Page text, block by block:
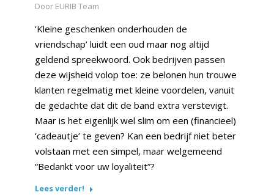
Door EURIB Team
‘Kleine geschenken onderhouden de
vriendschap’ luidt een oud maar nog altijd
geldend spreekwoord. Ook bedrijven passen
deze wijsheid volop toe: ze belonen hun trouwe
klanten regelmatig met kleine voordelen, vanuit
de gedachte dat dit de band extra verstevigt.
Maar is het eigenlijk wel slim om een (financieel)
‘cadeautje’ te geven? Kan een bedrijf niet beter
volstaan met een simpel, maar welgemeend
“Bedankt voor uw loyaliteit”?
Lees verder!